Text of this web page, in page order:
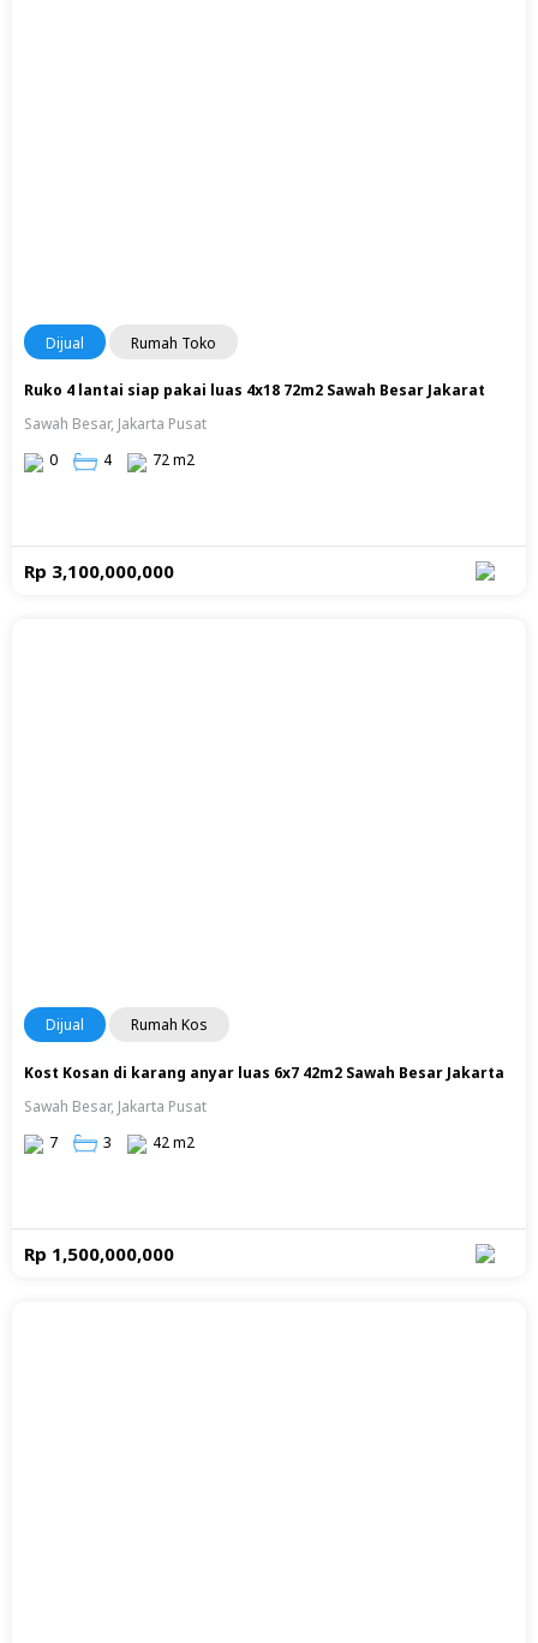
Dijual Rumah Toko
Ruko 4 lantai siap pakai luas 4x18 72m2 Sawah Besar Jakarat
Sawah Besar, Jakarta Pusat
0
4 72 m2
Rp 3,100,000,000
Dijual Rumah Kos
Kost Kosan di karang anyar luas 6x7 42m2 Sawah Besar Jakarta
Sawah Besar, Jakarta Pusat
7
3 42 m2
Rp 1,500,000,000